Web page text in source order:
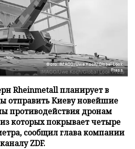
Фото: IMAGO/Uwe Koch/Global Look
Press
Rheinmetall планирует в
отправить Киеву новейшие
противодействия дронам
которых покрывает четыре
сообщил глава компании
ZDF.